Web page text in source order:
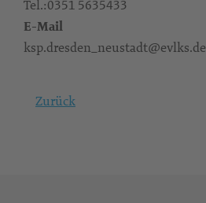
Tel.:0351 5635433
E-Mail
ksp.dresden_neustadt@evlks.de
Zurück